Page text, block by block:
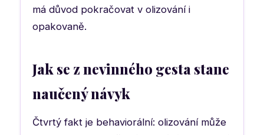
má důvod pokračovat v olizování i
opakovaně.
Jak se z nevinného gesta stane
naučený návyk
Čtvrtý fakt je behaviorální: olizování může